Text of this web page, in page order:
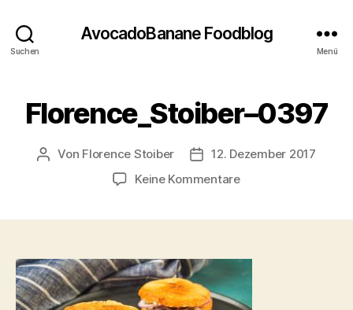
Suchen
AvocadoBanane Foodblog
Menü
Florence_Stoiber–0397
Beitragsautor
Von Florence Stoiber Veröffentlichungsdatum
12. Dezember 2017
Keine Kommentarezu